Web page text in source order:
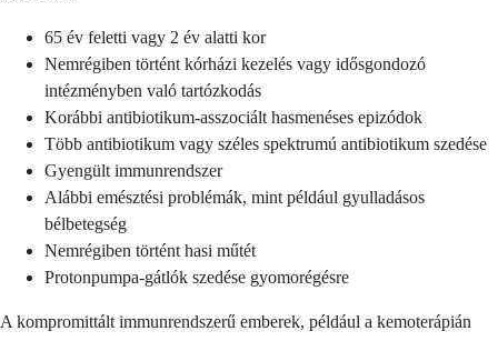
65 év feletti vagy 2 év alatti kor
Nemrégiben történt kórházi kezelés vagy idősgondozó
intézményben való tartózkodás
Korábbi antibiotikum-asszociált hasmenéses epizódok
Több antibiotikum vagy széles spektrumú antibiotikum szedése
Gyengült immunrendszer
Alábbi emésztési problémák, mint például gyulladásos
bélbetegség
Nemrégiben történt hasi műtét
Protonpumpa-gátlók szedése gyomorégésre
A kompromittált immunrendszerű emberek, például a kemoterápián